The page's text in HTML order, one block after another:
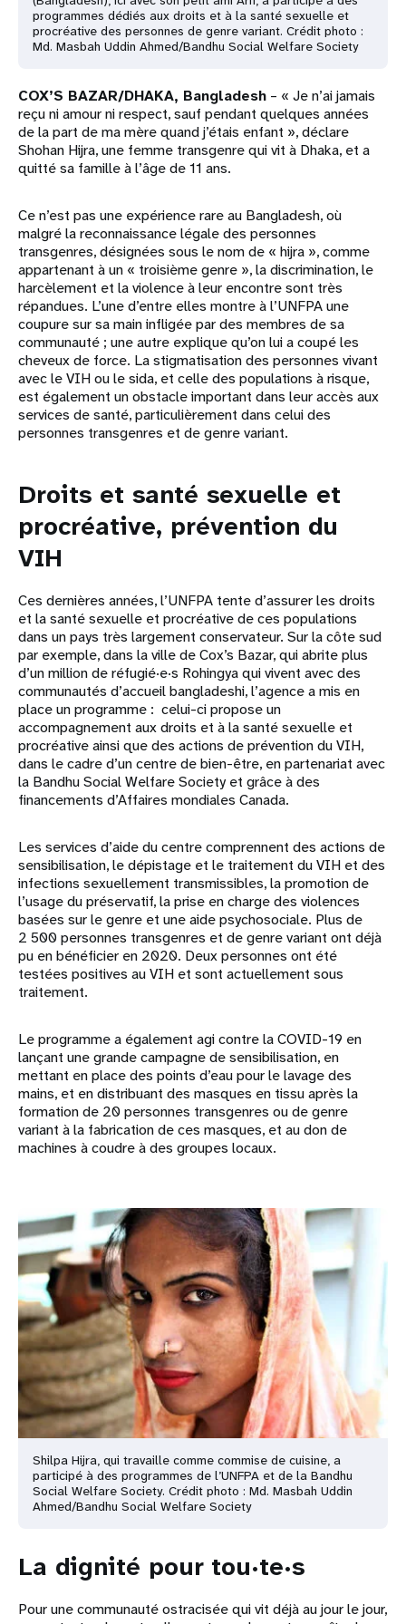
programmes dédiés aux droits et à la santé sexuelle et
procréative des personnes de genre variant. Crédit photo :
Md. Masbah Uddin Ahmed/Bandhu Social Welfare Society
COX’S BAZAR/DHAKA, Bangladesh – « Je n’ai jamais
reçu ni amour ni respect, sauf pendant quelques années
de la part de ma mère quand j’étais enfant », déclare
Shohan Hijra, une femme transgenre qui vit à Dhaka, et a
quitté sa famille à l’âge de 11 ans.
Ce n’est pas une expérience rare au Bangladesh, où
malgré la reconnaissance légale des personnes
transgenres, désignées sous le nom de « hijra », comme
appartenant à un « troisième genre », la discrimination, le
harcèlement et la violence à leur encontre sont très
répandues. L’une d’entre elles montre à l’UNFPA une
coupure sur sa main infligée par des membres de sa
communauté ; une autre explique qu’on lui a coupé les
cheveux de force. La stigmatisation des personnes vivant
avec le VIH ou le sida, et celle des populations à risque,
est également un obstacle important dans leur accès aux
services de santé, particulièrement dans celui des
personnes transgenres et de genre variant.
Droits et santé sexuelle et
procréative, prévention du
VIH
Ces dernières années, l’UNFPA tente d’assurer les droits
et la santé sexuelle et procréative de ces populations
dans un pays très largement conservateur. Sur la côte sud
par exemple, dans la ville de Cox’s Bazar, qui abrite plus
d’un million de réfugié·e·s Rohingya qui vivent avec des
communautés d’accueil bangladeshi, l’agence a mis en
place un programme : celui-ci propose un
accompagnement aux droits et à la santé sexuelle et
procréative ainsi que des actions de prévention du VIH,
dans le cadre d’un centre de bien-être, en partenariat avec
la Bandhu Social Welfare Society et grâce à des
financements d’Affaires mondiales Canada.
Les services d’aide du centre comprennent des actions de
sensibilisation, le dépistage et le traitement du VIH et des
infections sexuellement transmissibles, la promotion de
l’usage du préservatif, la prise en charge des violences
basées sur le genre et une aide psychosociale. Plus de
2 500 personnes transgenres et de genre variant ont déjà
pu en bénéficier en 2020. Deux personnes ont été
testées positives au VIH et sont actuellement sous
traitement.
Le programme a également agi contre la COVID-19 en
lançant une grande campagne de sensibilisation, en
mettant en place des points d’eau pour le lavage des
mains, et en distribuant des masques en tissu après la
formation de 20 personnes transgenres ou de genre
variant à la fabrication de ces masques, et au don de
machines à coudre à des groupes locaux.
Shilpa Hijra, qui travaille comme commise de cuisine, a
participé à des programmes de l’UNFPA et de la Bandhu
Social Welfare Society. Crédit photo : Md. Masbah Uddin
Ahmed/Bandhu Social Welfare Society
La dignité pour tou·te·s
Pour une communauté ostracisée qui vit déjà au jour le jour,